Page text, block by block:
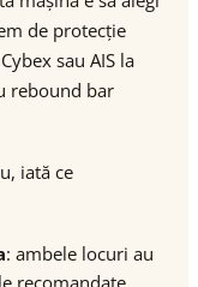
de protecție
sau AIS la
rebound bar
iată ce
: ambele locuri au
recomandate